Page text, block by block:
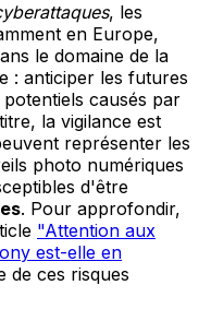
, les
en Europe,
le domaine de la
: anticiper les futures
causés par
la vigilance est
représenter les
photo numériques
d'être
. Pour approfondir,
"Attention aux
est-elle en
de ces risques